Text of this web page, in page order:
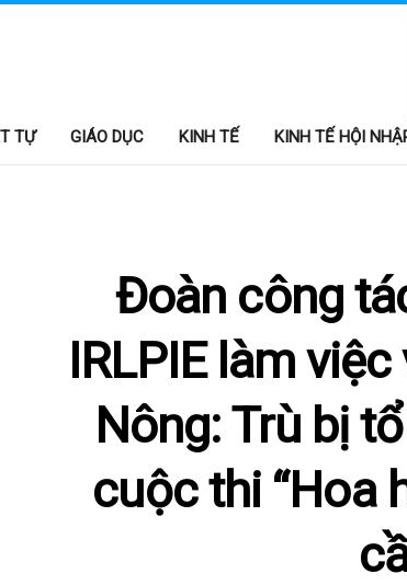
TỰ GIÁO DỤC KINH TẾ KINH TẾ HỘI
Đoàn công
IRLPIE làm
Nông: Trù bị
cuộc thi “Hoa